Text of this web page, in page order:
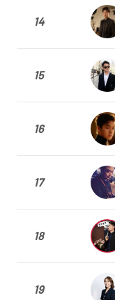
14
15
16
17
18
19